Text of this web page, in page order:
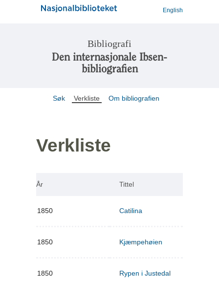
English
Bibliografi
Den internasjonale Ibsen-
bibliografien
Søk Verkliste Om bibliografien
Verkliste
År Tittel
1850 Catilina
1850 Kjæmpehøien
1850 Rypen i Justedal